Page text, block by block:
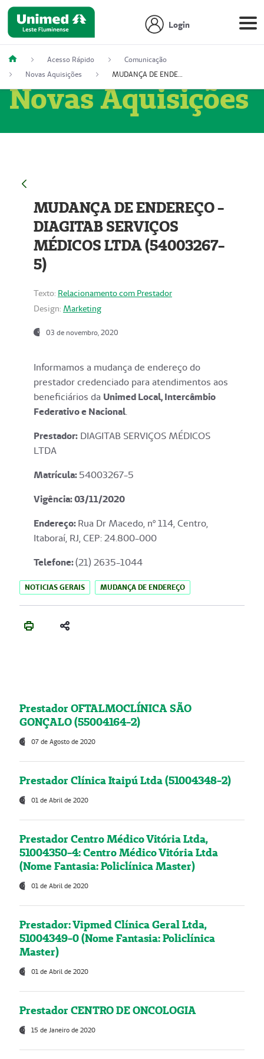
Login
Acesso Rápido
Comunicação
Novas Aquisições
MUDANÇA DE ENDEREÇO - DIAGITAB SERVIÇOS MÉDICOS LTDA (54003267-5)
Novas Aquisições
MUDANÇA DE ENDEREÇO -
DIAGITAB SERVIÇOS
MÉDICOS LTDA (54003267-
5)
Texto: Relacionamento com Prestador
Design: Marketing
03 de novembro, 2020
Informamos a mudança de endereço do
prestador credenciado para atendimentos aos
beneficiários da Unimed Local, Intercâmbio
Federativo e Nacional.
Prestador: DIAGITAB SERVIÇOS MÉDICOS
LTDA
Matrícula:54003267-5
Vigência: 03/11/2020
Endereço:Rua Dr Macedo, nº 114, Centro,
Itaboraí, RJ, CEP: 24.800-000
Telefone:(21) 2635-1044
NOTICIAS GERAIS MUDANÇA DE ENDEREÇO
Prestador OFTALMOCLÍNICA SÃO
GONÇALO (55004164-2)
07 de Agosto de 2020
Prestador Clínica Itaipú Ltda (51004348-2)
01 de Abril de 2020
Prestador Centro Médico Vitória Ltda,
51004350-4: Centro Médico Vitória Ltda
(Nome Fantasia: Policlínica Master)
01 de Abril de 2020
Prestador: Vipmed Clínica Geral Ltda,
51004349-0 (Nome Fantasia: Policlínica
Master)
01 de Abril de 2020
Prestador CENTRO DE ONCOLOGIA
15 de Janeiro de 2020